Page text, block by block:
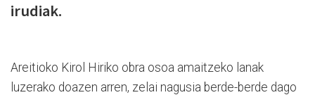
irudiak.
Areitioko Kirol Hiriko obra osoa amaitzeko lanak
luzerako doazen arren, zelai nagusia berde-berde dago